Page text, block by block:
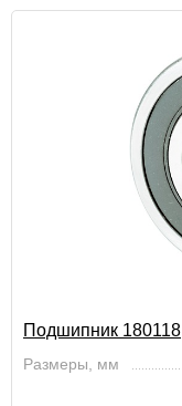
Подшипник 180118
Размеры, мм